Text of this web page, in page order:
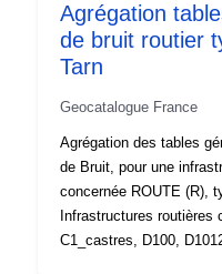
de l’article 3-II-1°-c du
de deux cartes
d’établissement des
sonore pour la période nocturne
obtenue par le plugin
par le CEREMA. Source des données par infrastructures
: CEREMA.
Agrégation
de bruit routier
Tarn
Geocatalogue France
Agrégation des tables
de Bruit, pour une
concernée ROUTE (R),
Infrastructures routières
C1_castres, D100,